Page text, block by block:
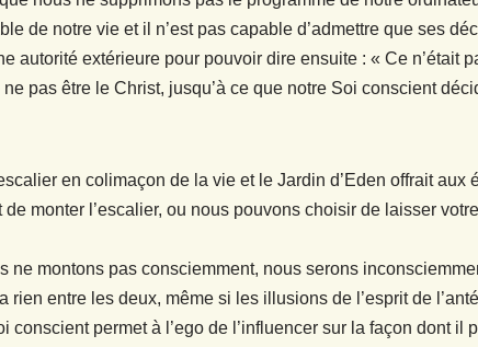
de notre vie et il n’est pas capable d’admettre que ses
autorité extérieure pour pouvoir dire ensuite : « Ce n’était
pas être le Christ, jusqu’à ce que notre Soi conscient
en colimaçon de la vie et le Jardin d’Eden offrait aux
monter l’escalier, ou nous pouvons choisir de laisser
ne montons pas consciemment, nous serons
rien entre les deux, même si les illusions de l’esprit de
permet à l’ego de l’influencer sur la façon dont il